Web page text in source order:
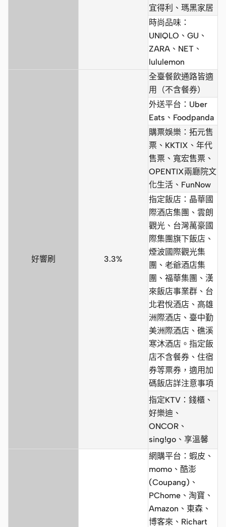
宜得利、瑪黑家居
時尚品味：
UNIQLO、GU、
ZARA、NET、
lululemon
好響刷 3.3%
全臺餐飲通路皆適
用（不含餐券）
外送平台：Uber
Eats、Foodpanda
購票娛樂：拓元售
票、KKTIX、年代
售票、寬宏售票、
OPENTIX兩廳院文
化生活、FunNow
指定飯店：晶華國
際酒店集團、雲朗
觀光、台灣萬豪國
際集團旗下飯店、
煙波國際觀光集
團、老爺酒店集
團、福華集團、漢
來飯店事業群、台
北君悅酒店、高雄
洲際酒店、臺中勤
美洲際酒店、礁溪
寒沐酒店。指定飯
店不含餐券、住宿
券等票券，適用加
碼飯店詳注意事項
指定KTV：錢櫃、
好樂迪、
ONCOR、
sing!go、享溫馨
網購平台：蝦皮、
momo、酷澎
(Coupang)、
PChome、淘寶、
Amazon、東森、
博客來、Richart